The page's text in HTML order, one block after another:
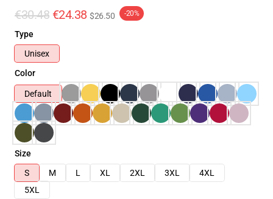
€30.48 €24.38 $26.50 -20%
Type
Unisex
Color
Default
Size
S
M L XL 2XL 3XL
4XL
5XL